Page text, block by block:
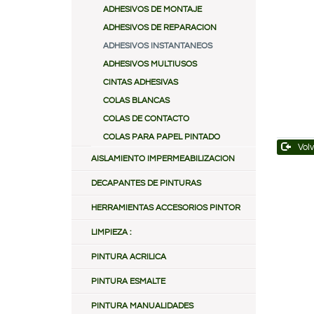
ADHESIVOS DE MONTAJE
ADHESIVOS DE REPARACION
ADHESIVOS INSTANTANEOS
ADHESIVOS MULTIUSOS
CINTAS ADHESIVAS
COLAS BLANCAS
COLAS DE CONTACTO
COLAS PARA PAPEL PINTADO
AISLAMIENTO IMPERMEABILIZACION
DECAPANTES DE PINTURAS
HERRAMIENTAS ACCESORIOS PINTOR
LIMPIEZA :
PINTURA ACRILICA
PINTURA ESMALTE
PINTURA MANUALIDADES